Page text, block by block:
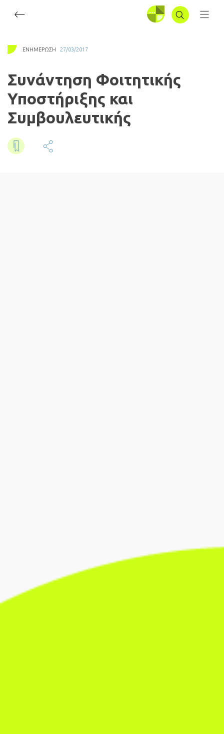
ΣΥΝΔΕΣΗ
ΕΝΗΜΈΡΩΣΗ 27/03/2017
Συνάντηση Φοιτητικής
Υποστήριξης και
Συμβουλευτικής